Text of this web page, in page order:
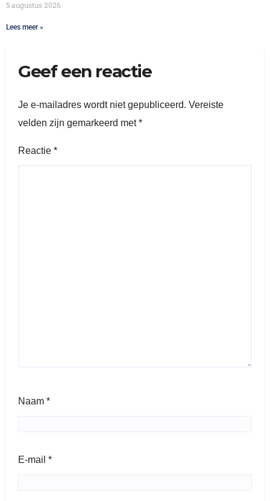
5 augustus 2026
Lees meer »
Geef een reactie
Je e-mailadres wordt niet gepubliceerd. Vereiste
velden zijn gemarkeerd met*
Reactie *
Naam *
E-mail *